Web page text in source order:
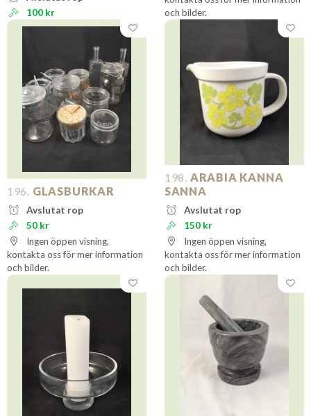
100 kr
och bilder.
196. GLASBURKAR
Avslutat rop
50 kr
Ingen öppen visning,
kontakta oss för mer information
och bilder.
198. ARABIA KANNA
SANNA
Avslutat rop
150 kr
Ingen öppen visning,
kontakta oss för mer information
och bilder.